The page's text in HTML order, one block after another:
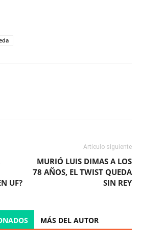
UF?
Artículo siguiente
MURIÓ LUIS DIMAS A LOS
78 AÑOS, EL TWIST QUEDA
SIN REY
MÁS DEL AUTOR